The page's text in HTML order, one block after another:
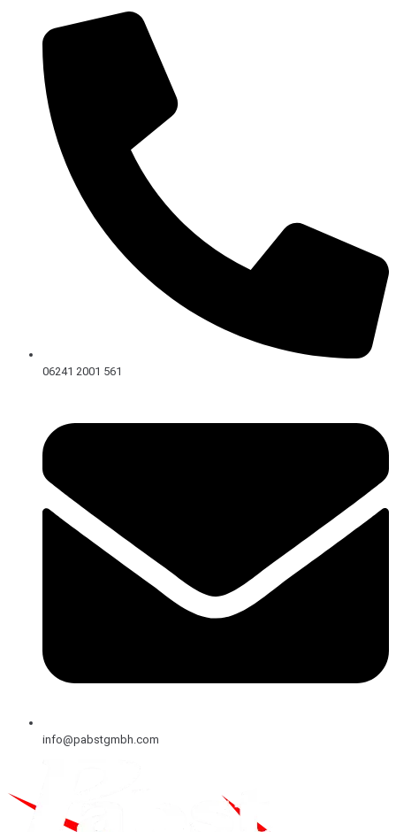
content
06241 2001 561
info@pabstgmbh.com